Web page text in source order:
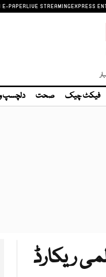
E-PAPERLIVE STREAMINGEXPRESS
فیکٹ چیک صحت دلچسپ
ریکارڈ